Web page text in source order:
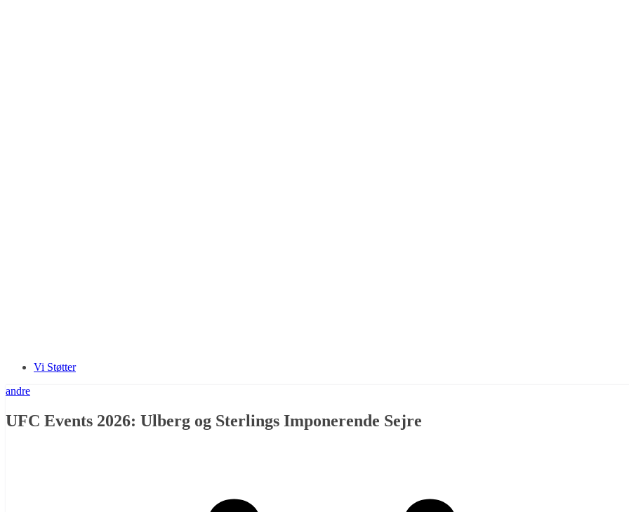
Vi Støtter
andre
UFC Events 2026: Ulberg og Sterlings Imponerende Sejre